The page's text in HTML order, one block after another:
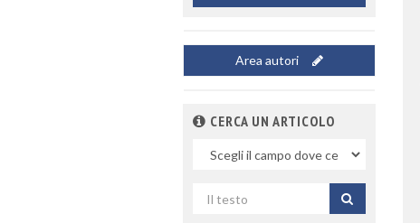
Area autori
CERCA UN ARTICOLO
campo
per